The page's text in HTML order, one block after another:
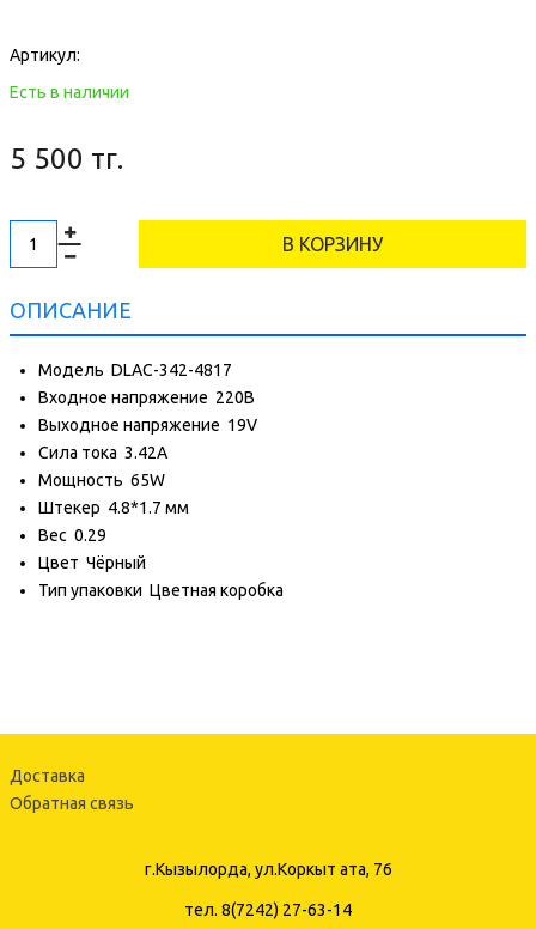
Артикул:
Есть в наличии
5 500 тг.
В КОРЗИНУ
ОПИСАНИЕ
Модель DLAC-342-4817
Входное напряжение 220В
Выходное напряжение 19V
Сила тока 3.42A
Мощность 65W
Штекер 4.8*1.7 мм
Вес 0.29
Цвет Чёрный
Тип упаковки Цветная коробка
Доставка
Обратная связь
г.Кызылорда, ул.Коркыт ата, 76
тел. 8(7242) 27-63-14